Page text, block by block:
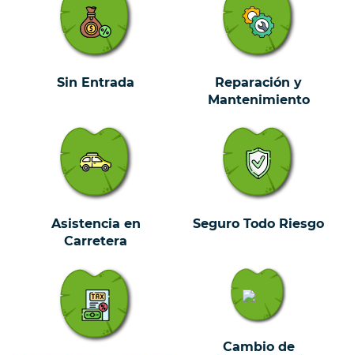
Sin Entrada
Reparación y
Mantenimiento
Asistencia en
Carretera
Seguro Todo Riesgo
Cambio de